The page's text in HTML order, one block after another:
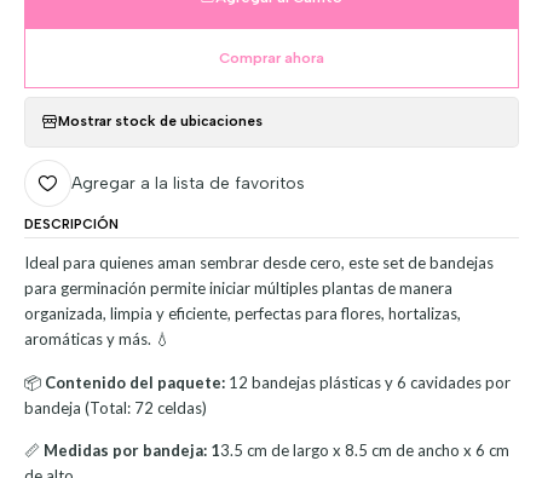
Comprar ahora
Mostrar stock de ubicaciones
Agregar a la lista de favoritos
DESCRIPCIÓN
Ideal para quienes aman sembrar desde cero, este set de bandejas
para germinación permite iniciar múltiples plantas de manera
organizada, limpia y eficiente, perfectas para flores, hortalizas,
aromáticas y más. 💧
📦 Contenido del paquete: 12 bandejas plásticas y 6 cavidades por
bandeja (Total: 72 celdas)
📏 Medidas por bandeja:13.5 cm de largo x 8.5 cm de ancho x 6 cm